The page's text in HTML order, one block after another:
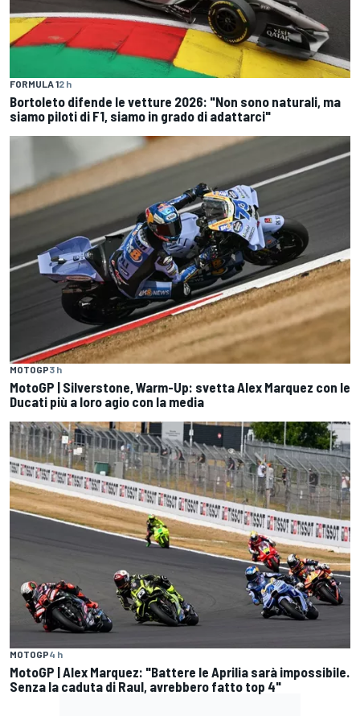
FORMULA 12 h
Bortoleto difende le vetture 2026: "Non sono naturali, ma
siamo piloti di F1, siamo in grado di adattarci"
MOTOGP3 h
MotoGP | Silverstone, Warm-Up: svetta Alex Marquez con le
Ducati più a loro agio con la media
MOTOGP4 h
MotoGP | Alex Marquez: "Battere le Aprilia sarà impossibile.
Senza la caduta di Raul, avrebbero fatto top 4"